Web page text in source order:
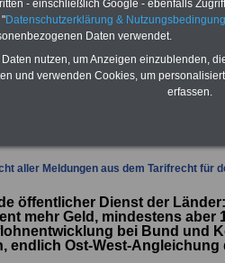
Gesetzliche
-
-
- Für den Fall der Fälle:
aller Meldungen aus dem Tarifrecht für
öffentlicher Dienst der
mehr Geld, mindestens aber
bei Bund und
endlich Ost-West-Angleichung
- einschließlich Google - ebenfalls
Datenschutzerklärung &
Daten verwendet.
nutzen, um Anzeigen einzublenden,
und verwenden Cookies, um
erfassen.